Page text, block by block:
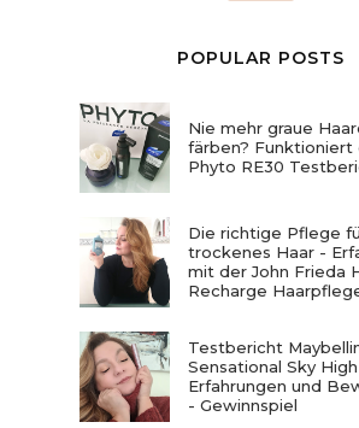
POPULAR POSTS
Nie mehr graue
färben? Funktioniert
Phyto RE30
Die richtige Pflege
trockenes Haar -
mit der John Frieda
Recharge
Testbericht
Sensational Sky
Erfahrungen und
- Gewinnspiel